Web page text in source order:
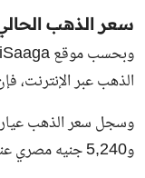
سعر الذهب
الذهب عبر الإنترنت،
و5,240 جنيه مصري عند الشراء.